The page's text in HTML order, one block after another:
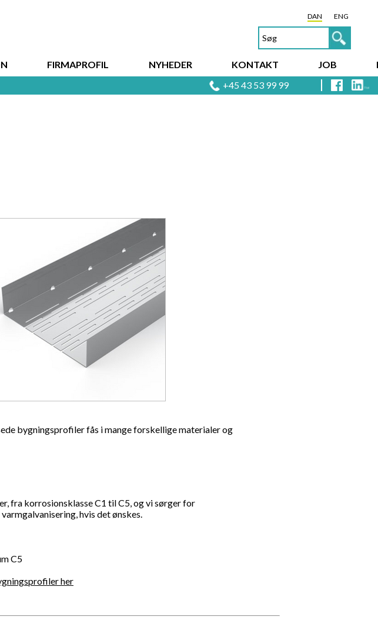
DAN ENG
FIRMAPROFIL NYHEDER KONTAKT JOB
+45 43 53 99 99
bygningsprofiler fås i mange forskellige materialer og
fra korrosionsklasse C1 til C5, og vi sørger for
hvis det ønskes.
C5
her